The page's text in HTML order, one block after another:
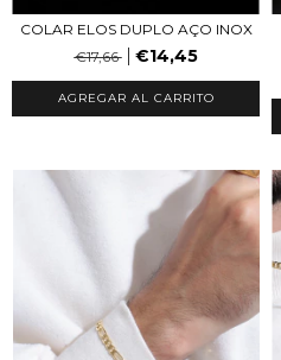
COLAR ELOS DUPLO AÇO INOX
€17,66
€14,45